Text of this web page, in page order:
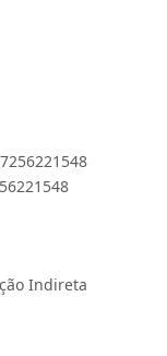
Indireta